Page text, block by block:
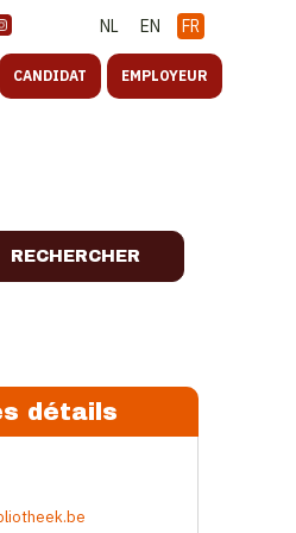
NL EN FR
CANDIDAT EMPLOYEUR
RECHERCHER
détails